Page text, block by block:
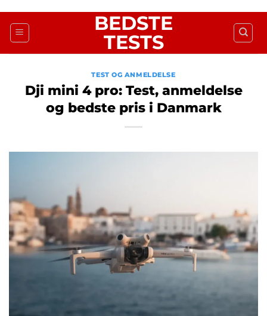
indhold
BEDSTE
TESTS
TEST OG ANMELDELSE
Dji mini 4 pro: Test, anmeldelse
og bedste pris i Danmark